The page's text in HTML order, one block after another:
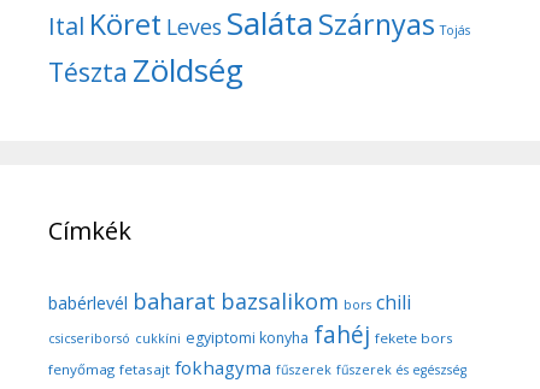
Ital Köret Leves SalátaSzárnyas Tojás
Tészta Zöldség
Címkék
babérlevél baharat bazsalikom bors chili
csicseriborsó cukkíni egyiptomi konyha fahéj fekete bors
fenyőmag fetasajt fokhagyma fűszerek fűszerek és egészség